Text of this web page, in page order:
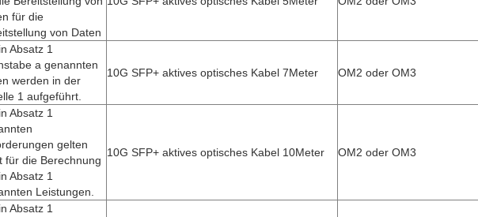
für die
von Daten
Absatz 1
a genannten
werden in der
1 aufgeführt.
10G SFP+ aktives optisches Kabel 7Meter OM2 oder OM3
Absatz 1
gelten
für die Berechnung
Absatz 1
Leistungen.
10G SFP+ aktives optisches Kabel 10Meter OM2 oder OM3
Absatz 1